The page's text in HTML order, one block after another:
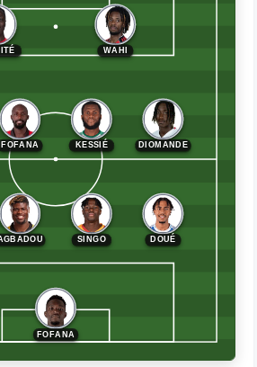
FOFANA
SINGO DOUÉ
FOFANA KESSIÉ DIOMANDE
WAHI